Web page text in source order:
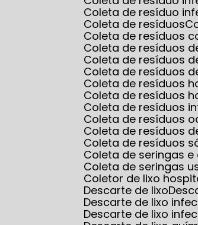
Coleta de resíduo
Coleta de resíduos
Coleta de resíduos
Coleta de resíduos
Coleta de resíduos
Coleta de resíduos
Coleta de resíduos
Coleta de resíduos
Coleta de resíduos
Coleta de resíduos
Coleta de resíduos
Coleta de resíduos
Coleta de seringas
Coleta de seringas
Coletor de lixo
Descarte de lixo
Descarte de lixo
Descarte de lixo